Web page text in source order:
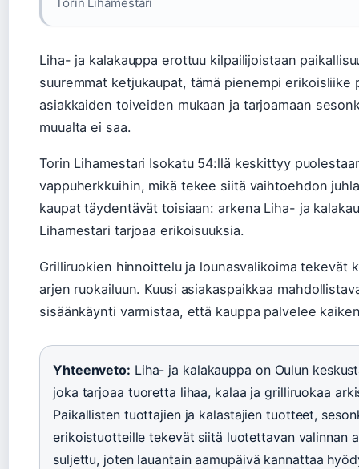
Liha- ja kalakauppa erottuu kilpailijoistaan
suuremmat ketjukaupat, tämä pienempi erikoisliike
asiakkaiden toiveiden mukaan ja tarjoamaan
muualta ei saa.
Torin Lihamestari Isokatu 54:llä keskittyy
vappuherkkuihin, mikä tekee siitä vaihtoehdon
kaupat täydentävät toisiaan: arkena Liha- ja
Lihamestari tarjoaa erikoisuuksia.
Grilliruokien hinnoittelu ja lounasvalikoima tekevät
arjen ruokailuun. Kuusi asiakaspaikkaa
sisäänkäynti varmistaa, että kauppa palvelee
Yhteenveto: Liha- ja kalakauppa on Oulun
joka tarjoaa tuoretta lihaa, kalaa ja grilliruokaa
Paikallisten tuottajien ja kalastajien tuotteet,
erikoistuotteille tekevät siitä luotettavan valinnan
suljettu, joten lauantain aamupäivä kannattaa